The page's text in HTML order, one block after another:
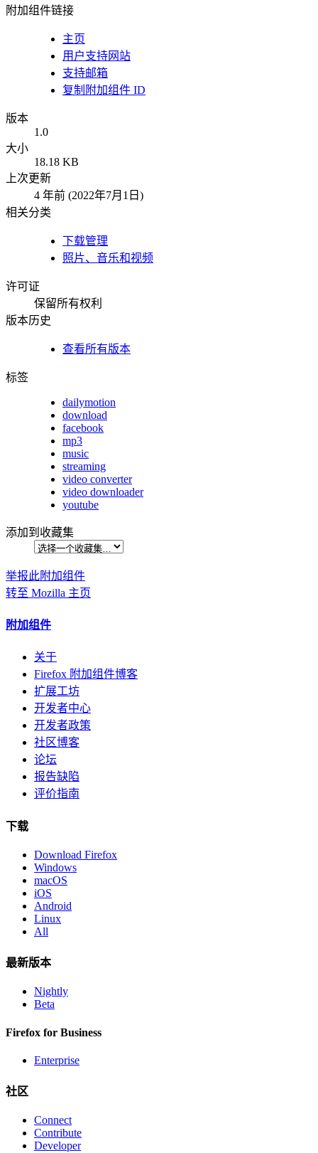
附加组件链接
主页
用户支持网站
支持邮箱
复制附加组件 ID
版本
1.0
大小
18.18 KB
上次更新
4 年前 (2022年7月1日)
相关分类
下载管理
照片、音乐和视频
许可证
保留所有权利
版本历史
查看所有版本
标签
dailymotion
download
facebook
mp3
music
streaming
video converter
video downloader
youtube
添加到收藏集
举报此附加组件
转至 Mozilla 主页
附加组件
关于
Firefox 附加组件博客
扩展工坊
开发者中心
开发者政策
社区博客
论坛
报告缺陷
评价指南
下载
Download Firefox
Windows
macOS
iOS
Android
Linux
All
最新版本
Nightly
Beta
Firefox for Business
Enterprise
社区
Connect
Contribute
Developer